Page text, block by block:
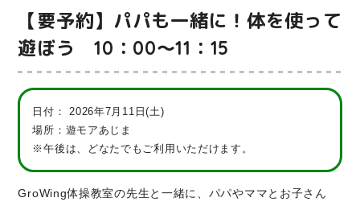
【要予約】パパも一緒に！体を使って
遊ぼう 10：00～11：15
日付：2026年7月11日(土)
場所：遊モアあじま
※午後は、どなたでもご利用いただけます。
GroWing体操教室の先生と一緒に、パパやママとお子さん